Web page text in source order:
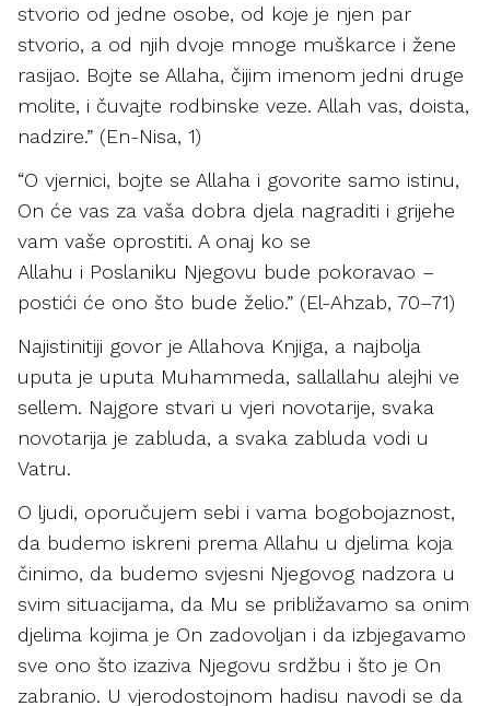
stvorio od jedne osobe, od koje je njen par
stvorio, a od njih dvoje mnoge muškarce i žene
rasijao. Bojte se Allaha, čijim imenom jedni druge
molite, i čuvajte rodbinske veze. Allah vas, doista,
nadzire.” (En-Nisa, 1)
“O vjernici, bojte se Allaha i govorite samo istinu,
On će vas za vaša dobra djela nagraditi i grijehe
vam vaše oprostiti. A onaj ko se
Allahu i Poslaniku Njegovu bude pokoravao –
postići će ono što bude želio.” (El-Ahzab, 70–71)
Najistinitiji govor je Allahova Knjiga, a najbolja
uputa je uputa Muhammeda, sallallahu alejhi ve
sellem. Najgore stvari u vjeri novotarije, svaka
novotarija je zabluda, a svaka zabluda vodi u
Vatru.
O ljudi, oporučujem sebi i vama bogobojaznost,
da budemo iskreni prema Allahu u djelima koja
činimo, da budemo svjesni Njegovog nadzora u
svim situacijama, da Mu se približavamo sa onim
djelima kojima je On zadovoljan i da izbjegavamo
sve ono što izaziva Njegovu srdžbu i što je On
zabranio. U vjerodostojnom hadisu navodi se da